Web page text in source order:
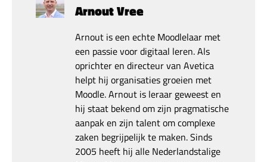
Arnout Vree
Arnout is een echte Moodlelaar met
een passie voor digitaal leren. Als
oprichter en directeur van Avetica
helpt hij organisaties groeien met
Moodle. Arnout is leraar geweest en
hij staat bekend om zijn pragmatische
aanpak en zijn talent om complexe
zaken begrijpelijk te maken. Sinds
2005 heeft hij alle Nederlandstalige